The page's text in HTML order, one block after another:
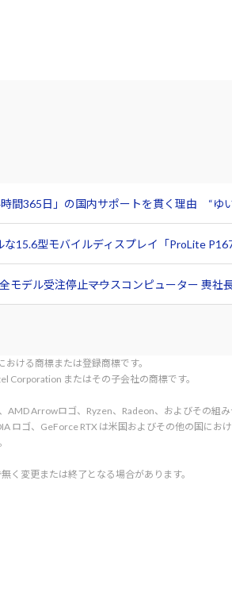
間365日」の国内サポートを貫く理由 “ゆ
な15.6型モバイルディスプレイ「ProLite
モデル受注停止――マウスコンピューター 軣
ける商標または登録商標です。
Corporation またはその子会社の商標です。
Arrowロゴ、Ryzen、Radeon、およびその組
ロゴ、GeForce RTX は米国およびその他の国に
く変更または終了となる場合があります。